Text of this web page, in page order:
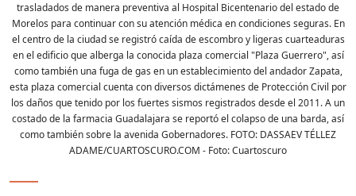
trasladados de manera preventiva al Hospital Bicentenario del estado de
Morelos para continuar con su atención médica en condiciones seguras. En
el centro de la ciudad se registró caída de escombro y ligeras cuarteaduras
en el edificio que alberga la conocida plaza comercial "Plaza Guerrero", así
como también una fuga de gas en un establecimiento del andador Zapata,
esta plaza comercial cuenta con diversos dictámenes de Protección Civil por
los daños que tenido por los fuertes sismos registrados desde el 2011. A un
costado de la farmacia Guadalajara se reportó el colapso de una barda, así
como también sobre la avenida Gobernadores. FOTO: DASSAEV TÉLLEZ
ADAME/CUARTOSCURO.COM - Foto:Cuartoscuro